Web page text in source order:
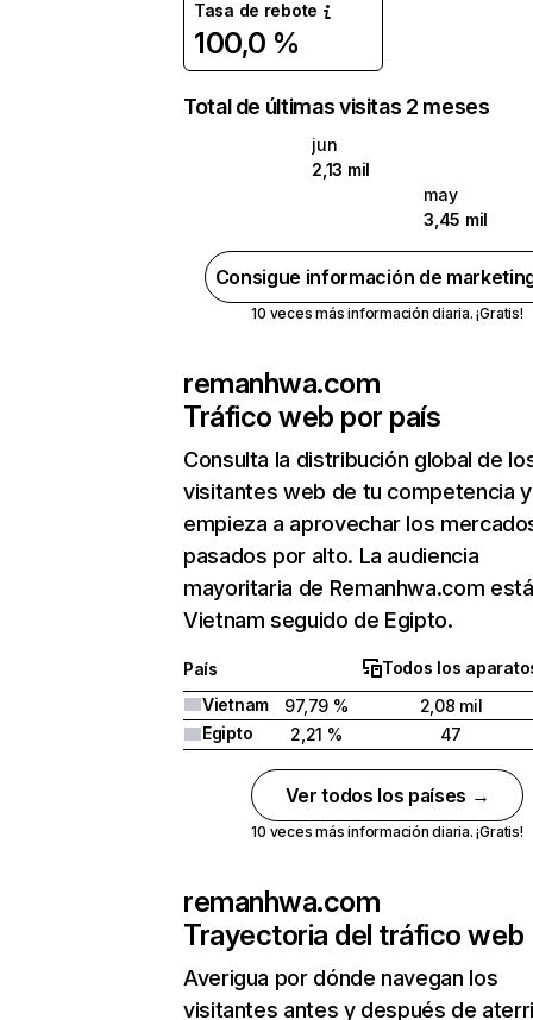
Tasa de rebote
100,0 %
Total de últimas visitas 2 meses
jun
2,13 mil
may
3,45 mil
Consigue información de
10 veces más información diaria. ¡Gratis!
remanhwa.com
Tráfico web por país
Consulta la distribución global de
visitantes web de tu competencia y
empieza a aprovechar los
pasados por alto. La audiencia
mayoritaria de Remanhwa.com
Vietnam seguido de Egipto.
País
Todos los
Vietnam
97,79 %
2,08 mil
Egipto
2,21 % 47
Ver todos los países →
10 veces más información diaria. ¡Gratis!
remanhwa.com
Trayectoria del tráfico web
Averigua por dónde navegan los
visitantes antes y después de